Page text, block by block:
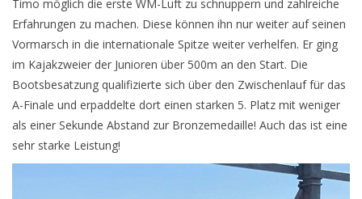
Timo möglich die erste WM-Luft zu schnuppern und zahlreiche
Erfahrungen zu machen. Diese können ihn nur weiter auf seinen
Vormarsch in die internationale Spitze weiter verhelfen. Er ging
im Kajakzweier der Junioren über 500m an den Start. Die
Bootsbesatzung qualifizierte sich über den Zwischenlauf für das
A-Finale und erpaddelte dort einen starken 5. Platz mit weniger
als einer Sekunde Abstand zur Bronzemedaille! Auch das ist eine
sehr starke Leistung!